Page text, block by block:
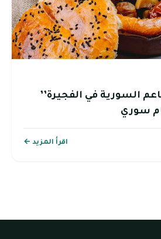
السورية في الفجيرة’’
سوري
اقرأ المزيد ←